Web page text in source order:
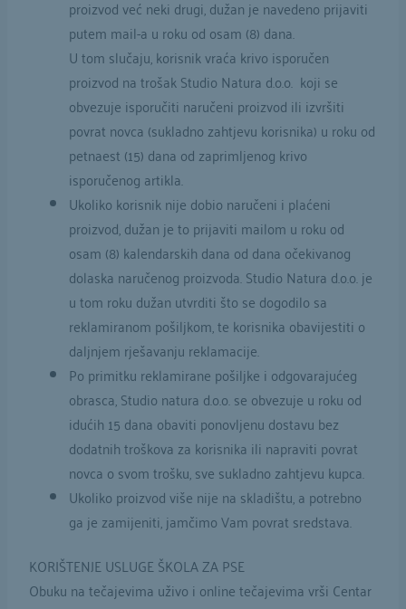
proizvod već neki drugi, dužan je navedeno prijaviti
putem mail-a u roku od osam (8) dana.
U tom slučaju, korisnik vraća krivo isporučen
proizvod na trošak Studio Natura d.o.o. koji se
obvezuje isporučiti naručeni proizvod ili izvršiti
povrat novca (sukladno zahtjevu korisnika) u roku od
petnaest (15) dana od zaprimljenog krivo
isporučenog artikla.
Ukoliko korisnik nije dobio naručeni i plaćeni
proizvod, dužan je to prijaviti mailom u roku od
osam (8) kalendarskih dana od dana očekivanog
dolaska naručenog proizvoda. Studio Natura d.o.o. je
u tom roku dužan utvrditi što se dogodilo sa
reklamiranom pošiljkom, te korisnika obavijestiti o
daljnjem rješavanju reklamacije.
Po primitku reklamirane pošiljke i odgovarajućeg
obrasca, Studio natura d.o.o. se obvezuje u roku od
idućih 15 dana obaviti ponovljenu dostavu bez
dodatnih troškova za korisnika ili napraviti povrat
novca o svom trošku, sve sukladno zahtjevu kupca.
Ukoliko proizvod više nije na skladištu, a potrebno
ga je zamijeniti, jamčimo Vam povrat sredstava.
KORIŠTENJE USLUGE ŠKOLA ZA PSE
Obuku na tečajevima uživo i online tečajevima vrši Centar